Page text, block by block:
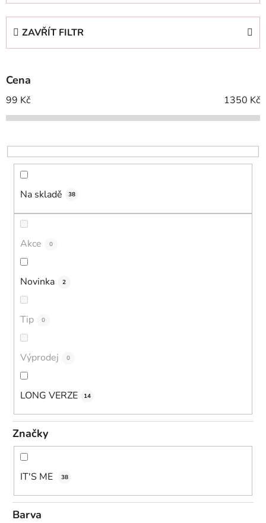
z
p
r
o
d
k
t
ZAVŘÍT FILTR
Cena
99 Kč 1350 Kč
Na skladě 38
Akce 0
Novinka 2
Tip 0
Výprodej 0
LONG VERZE 14
Značky
IT'S ME 38
Barva